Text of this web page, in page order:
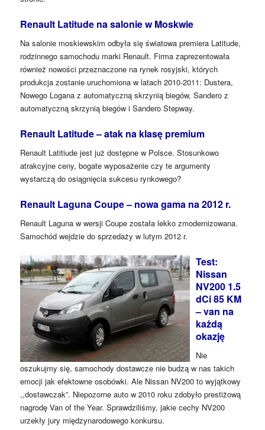
Renault Latitude na salonie w Moskwie
Na salonie moskiewskim odbyła się światowa premiera Latitude,
rodzinnego samochodu marki Renault. Firma zaprezentowała
również nowości przeznaczone na rynek rosyjski, których
produkcja zostanie uruchomiona w latach 2010-2011: Dustera,
Nowego Logana z automatyczną skrzynią biegów, Sandero z
automatyczną skrzynią biegów i Sandero Stepway.
Renault Latitude – atak na klasę premium
Renault Latitiude jest już dostępne w Polsce. Stosunkowo
atrakcyjne ceny, bogate wyposażenie czy te argumenty
wystarczą do osiągnięcia sukcesu rynkowego?
Renault Laguna Coupe – nowa gama na 2012 r.
Renault Laguna w wersji Coupe została lekko zmodernizowana.
Samochód wejdzie do sprzedaży w lutym 2012 r.
Test:
Nissan
NV200 1.5
dCi 85 KM
– van na
każdą
okazję
Nie
oszukujmy się, samochody dostawcze nie budzą w nas takich
emocji jak efektowne osobówki. Ale Nissan NV200 to wyjątkowy
,,dostawczak”. Niepozorne auto w 2010 roku zdobyło prestiżową
nagrodę Van of the Year. Sprawdziliśmy, jakie cechy NV200
urzekły jury międzynarodowego konkursu.